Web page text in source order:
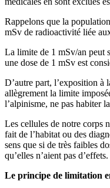
Rappelons que la
mSv de radioactivité liée
La limite de 1 mSv/an peut
une dose de 1 mSv est
D’autre part, l’exposition à
allègrement la limite
l’alpinisme, ne pas habiter
Les cellules de notre corps
fait de l’habitat ou des
sens que si de très faibles
qu’elles n’aient pas
Le principe de limitation